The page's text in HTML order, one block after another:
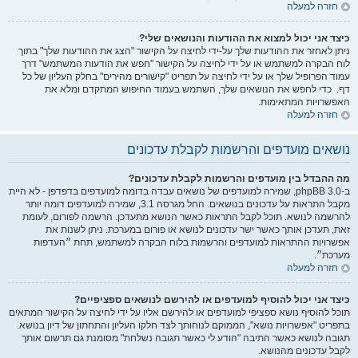
חזרה למעלה
כיצד אני יכול למצוא את ההודעות והנושאים שלי?
ניתן לאחזר את ההודעות שלך על-ידי לחיצה על הקישור "הצג את ההודעות שלך" בתוך
לוח הבקרה למשתמש או על ידי לחיצה על הקישור "חפש את הודעות המשתמש" דרך
עמוד הפרופיל שלך או על ידי לחיצה על תפריט "קישורים מהירים" בחלק העליון של כל
דף. כדי לחפש את הנושאים שלך, השתמש בעמוד החיפוש המתקדם ומלא את
האפשרויות המתאימות.
חזרה למעלה
נושאים מועדפים והרשמות לקבלת עדכונים
מה ההבדל בין מועדפים והרשמות לקבלת עדכונים?
ב-phpBB 3.0, שמירה למועדפים של נושאים עבדה בדומה למועדפים בדפדפן - לא היית
מקבל התראות על עדכונים בנושאים. החל מגרסה 3.1, שמירה למועדפים דומה יותר
להרשמה לנושא. תוכל לקבל התראות כאשר הנושא מתעדכן. הרשמה לפורום, לעומת
זאת, תעדכן אותך כאשר ישר עדכונים לנושא או פורום במערכת. ניתן לשנות את
אפשרויות ההתראות למועדפים והרשמות בלוח הבקרה למשתמש, תחת ״העדפות
מערכת״.
חזרה למעלה
כיצד אני יכול להוסיף למועדפים או להירשם לנושאים ספציפיים?
תוכל להוסיף נושא ספציפי למועדפים או להירשם אליו על ידי לחיצה על הקישור המתאים
בתפריט "אפשרויות נושא", הממוקם לנוחותך לצד חלקו העליון והתחתון של דיון בנושא.
תגובה לנושא כאשר התיבה "הודע לי כאשר תגובה נשלחת" מסומנת גם תרשום אותך
לקבל עדכונים מהנושא.